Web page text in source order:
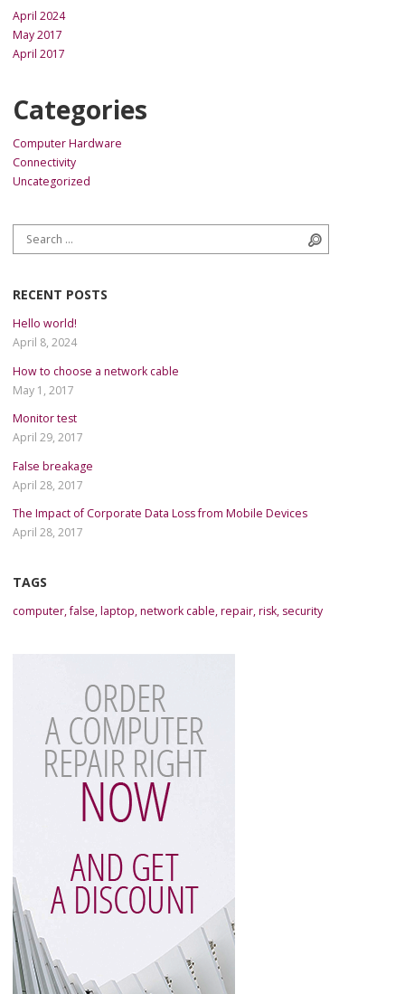
April 2024
May 2017
April 2017
Categories
Computer Hardware
Connectivity
Uncategorized
Search for:
RECENT POSTS
Hello world!
April 8, 2024
How to choose a network cable
May 1, 2017
Monitor test
April 29, 2017
False breakage
April 28, 2017
The Impact of Corporate Data Loss from Mobile Devices
April 28, 2017
TAGS
computer,false,laptop,network cable,repair,risk, security